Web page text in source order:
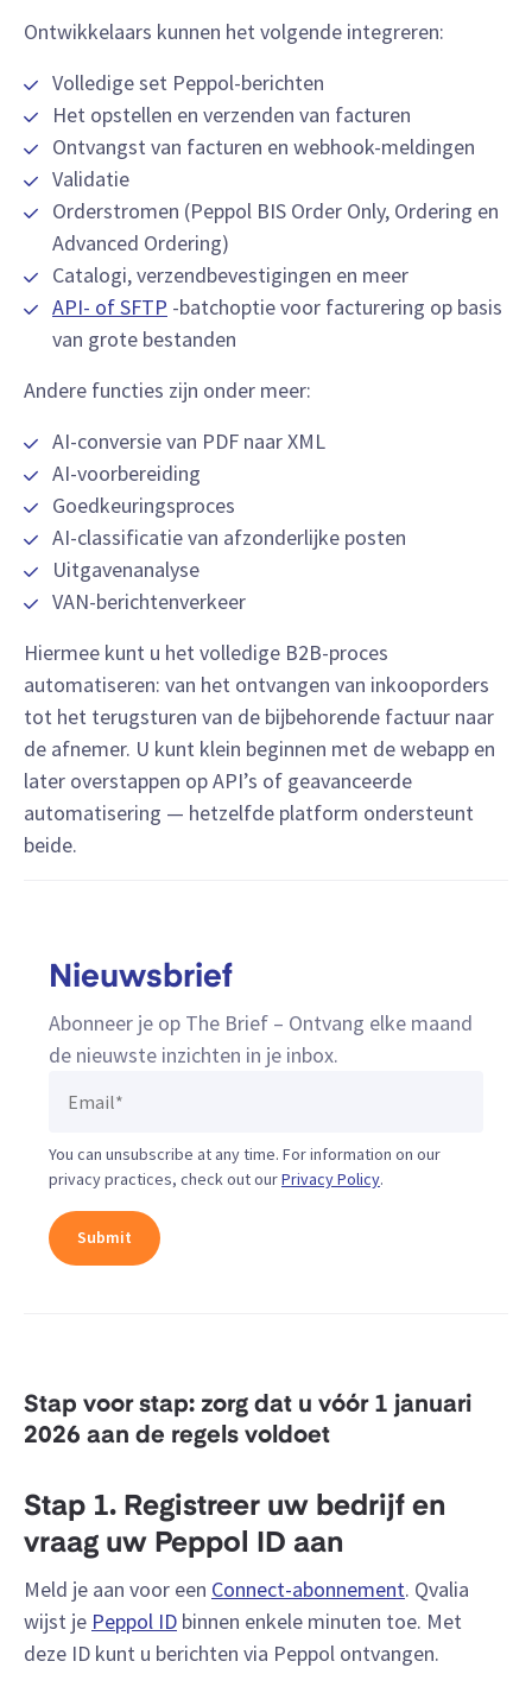
Ontwikkelaars kunnen het volgende integreren:
Volledige set Peppol-berichten
Het opstellen en verzenden van facturen
Ontvangst van facturen en webhook-meldingen
Validatie
Orderstromen (Peppol BIS Order Only, Ordering en
Advanced Ordering)
Catalogi, verzendbevestigingen en meer
API- of SFTP -batchoptie voor facturering op basis
van grote bestanden
Andere functies zijn onder meer:
AI-conversie van PDF naar XML
AI-voorbereiding
Goedkeuringsproces
AI-classificatie van afzonderlijke posten
Uitgavenanalyse
VAN-berichtenverkeer
Hiermee kunt u het volledige B2B-proces
automatiseren: van het ontvangen van inkooporders
tot het terugsturen van de bijbehorende factuur naar
de afnemer. U kunt klein beginnen met de webapp en
later overstappen op API’s of geavanceerde
automatisering — hetzelfde platform ondersteunt
beide.
Nieuwsbrief
Abonneer je op The Brief – Ontvang elke maand
de nieuwste inzichten in je inbox.
You can unsubscribe at any time. For information on our
privacy practices, check out ourPrivacy Policy.
Stap voor stap: zorg dat u vóór 1 januari
2026 aan de regels voldoet
Stap 1. Registreer uw bedrijf en
vraag uw Peppol ID aan
Meld je aan voor een Connect-abonnement. Qvalia
wijst je Peppol ID binnen enkele minuten toe. Met
deze ID kunt u berichten via Peppol ontvangen.